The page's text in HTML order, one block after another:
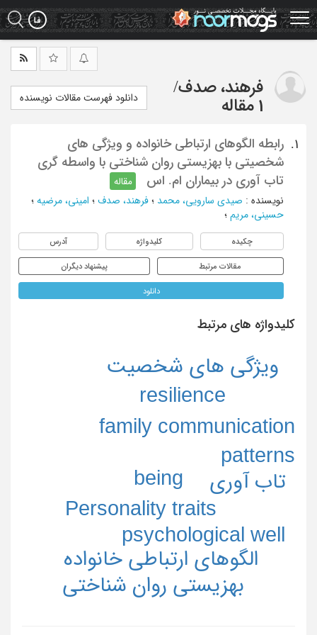
Skip
to
main
فرهند، صدف/
1 مقاله
دانلود فهرست مقالات نویسنده
1.
رابطه الگوهای ارتباطی خانواده و ویژگی های
شخصیتی با بهزیستی روان شناختی با واسطه گری
تاب آوری در بیماران ام. اس
مقاله
نویسنده : صیدی سارویی، محمد ؛ فرهند، صدف ؛ امینی، مرضیه ؛
حسینی، مریم ؛
چکیده کلیدواژه آدرس
مقالات مرتبط پیشنهاد دیگران
دانلود
کلیدواژه های مرتبط
being
family communication
patterns
Personality traits
psychological well
resilience
الگوهای ارتباطی خانواده
بهزیستی روان شناختی
تاب آوری
ویژگی های شخصیت